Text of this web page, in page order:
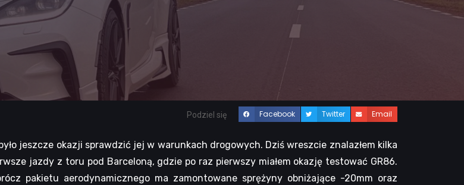
Podziel się Facebook Twitter Email
jeszcze okazji sprawdzić jej w warunkach drogowych. Dziś wreszcie znalazłem kilka
jazdy z toru pod Barceloną, gdzie po raz pierwszy miałem okazję testować GR86.
pakietu aerodynamicznego ma zamontowane sprężyny obniżające -20mm oraz